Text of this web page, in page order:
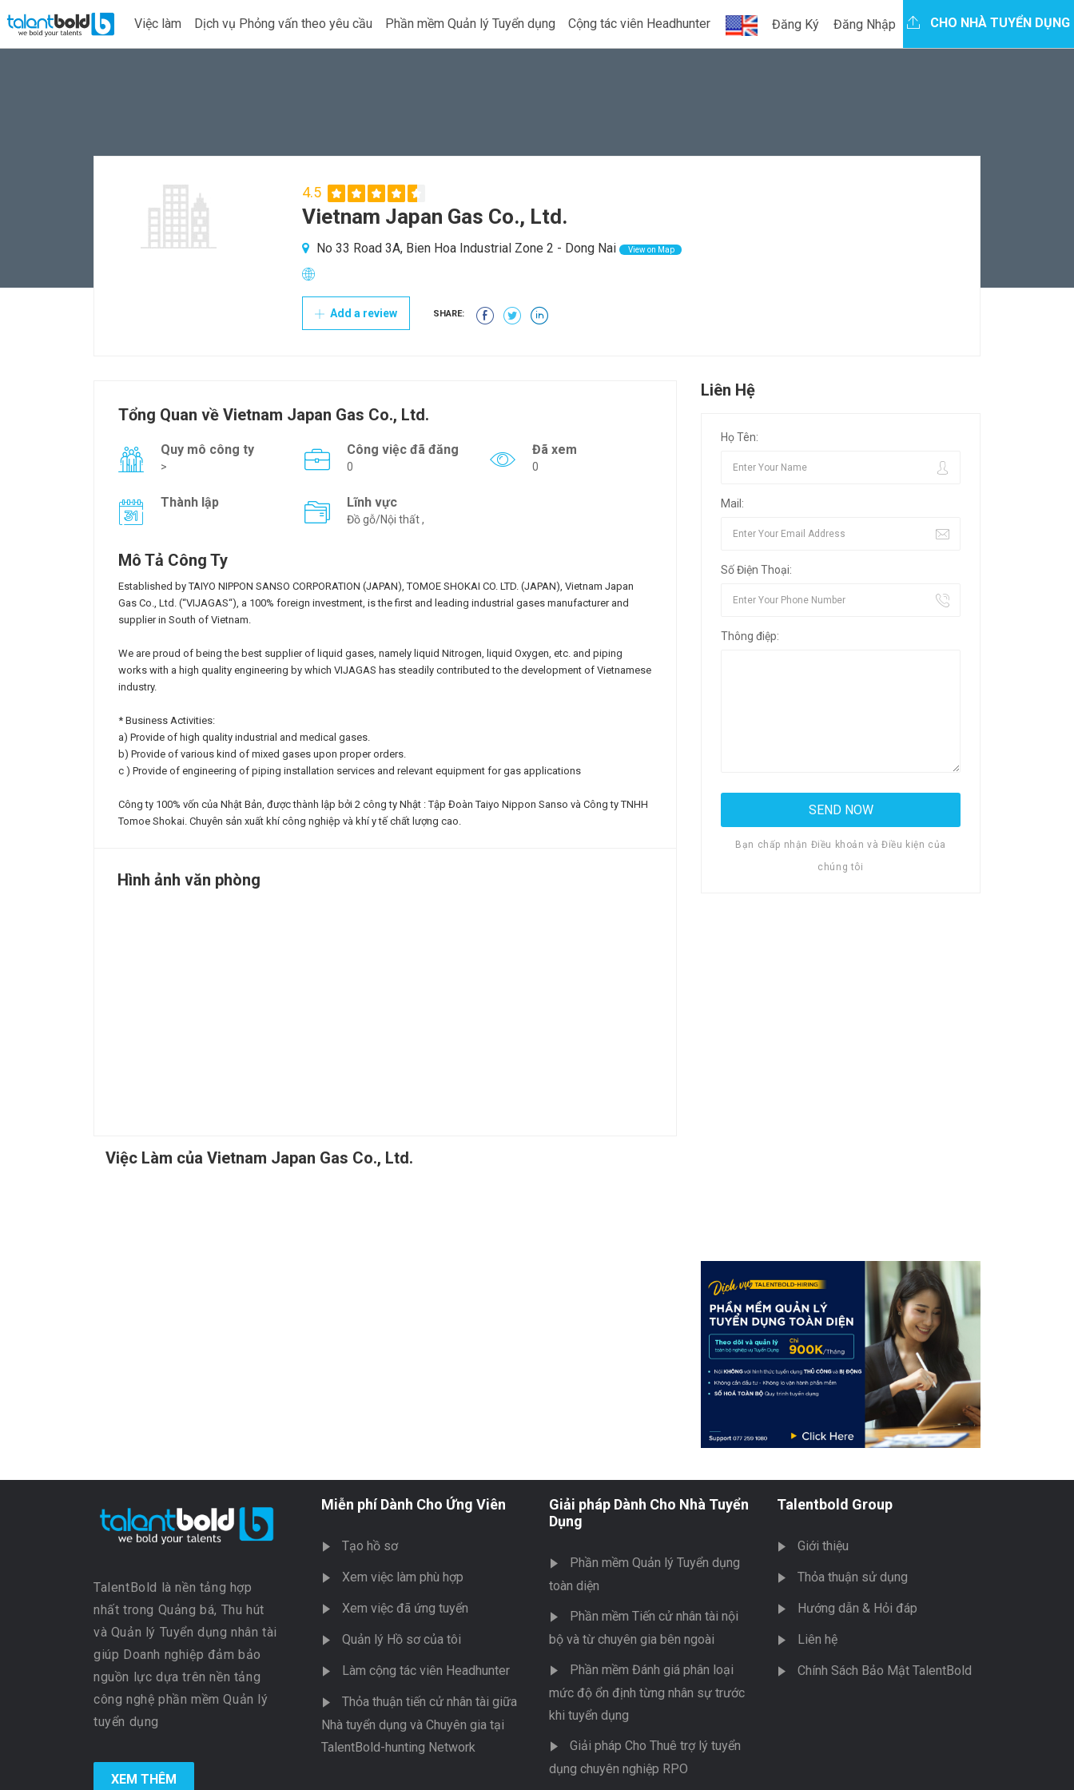
Việc làm Dịch vụ Phỏng vấn theo yêu cầu Phần mềm Quản lý Tuyển dụng Cộng tác viên Headhunter Đăng Ký Đăng Nhập CHO NHÀ TUYỂN DỤNG
4.5
Vietnam Japan Gas Co., Ltd.
No 33 Road 3A, Bien Hoa Industrial Zone 2 - Dong Nai View on Map
Add a review SHARE:
Tổng Quan về Vietnam Japan Gas Co., Ltd.
Quy mô công ty
>
Công việc đã đăng
0
Đã xem
0
Thành lập Lĩnh vực
Đồ gỗ/Nội thất ,
Mô Tả Công Ty
Established by TAIYO NIPPON SANSO CORPORATION (JAPAN), TOMOE SHOKAI CO. LTD. (JAPAN), Vietnam Japan
Gas Co., Ltd. (“VIJAGAS“), a 100% foreign investment, is the first and leading industrial gases manufacturer and
supplier in South of Vietnam.
We are proud of being the best supplier of liquid gases, namely liquid Nitrogen, liquid Oxygen, etc. and piping
works with a high quality engineering by which VIJAGAS has steadily contributed to the development of Vietnamese
industry.
* Business Activities:
a) Provide of high quality industrial and medical gases.
b) Provide of various kind of mixed gases upon proper orders.
c ) Provide of engineering of piping installation services and relevant equipment for gas applications
Công ty 100% vốn của Nhật Bản, được thành lập bởi 2 công ty Nhật : Tập Đoàn Taiyo Nippon Sanso và Công ty TNHH
Tomoe Shokai. Chuyên sản xuất khí công nghiệp và khí y tế chất lượng cao.
Hình ảnh văn phòng
Việc Làm của Vietnam Japan Gas Co., Ltd.
Liên Hệ
Họ Tên:
Mail:
Số Điện Thoại:
Thông điệp:
Bạn chấp nhận Điều khoản và Điều kiện của
chúng tôi
TalentBold là nền tảng hợp
nhất trong Quảng bá, Thu hút
và Quản lý Tuyển dụng nhân tài
giúp Doanh nghiệp đảm bảo
nguồn lực dựa trên nền tảng
công nghệ phần mềm Quản lý
tuyển dụng
XEM THÊM
Miễn phí Dành Cho Ứng Viên
Tạo hồ sơ
Xem việc làm phù hợp
Xem việc đã ứng tuyển
Quản lý Hồ sơ của tôi
Làm cộng tác viên Headhunter
Thỏa thuận tiến cử nhân tài giữa
Nhà tuyển dụng và Chuyên gia tại
TalentBold-hunting Network
Giải pháp Dành Cho Nhà Tuyển
Dụng
Phần mềm Quản lý Tuyển dụng
toàn diện
Phần mềm Tiến cử nhân tài nội
bộ và từ chuyên gia bên ngoài
Phần mềm Đánh giá phân loại
mức độ ổn định từng nhân sự trước
khi tuyển dụng
Giải pháp Cho Thuê trợ lý tuyển
dụng chuyên nghiệp RPO
Talentbold Group
Giới thiệu
Thỏa thuận sử dụng
Hướng dẫn & Hỏi đáp
Liên hệ
Chính Sách Bảo Mật TalentBold